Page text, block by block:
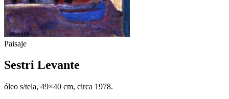
Paisaje
Sestri Levante
óleo s/tela, 49×40 cm, circa 1978.